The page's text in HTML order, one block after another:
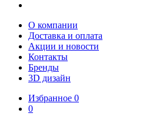
О компании
Доставка и оплата
Акции и новости
Контакты
Бренды
3D дизайн
Избранное 0
0